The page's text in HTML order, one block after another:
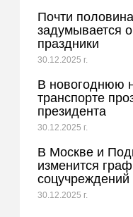
Почти
задумывается
праздники
30.12.2025 г.
В новогоднюю
транспорте
президента
30.12.2025 г.
В Москве и
изменится
соцучреждений
30.12.2025 г.